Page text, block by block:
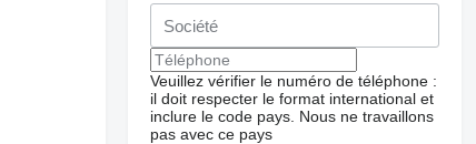
Veuillez vérifier le numéro de téléphone :
il doit respecter le format international et
inclure le code pays. Nous ne travaillons
pas avec ce pays